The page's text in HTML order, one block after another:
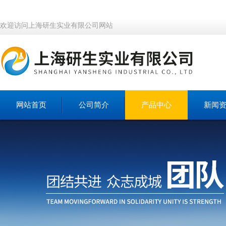
欢迎访问上海研生实业有限公司网站
网站首页 公司简介 产品中心 新闻